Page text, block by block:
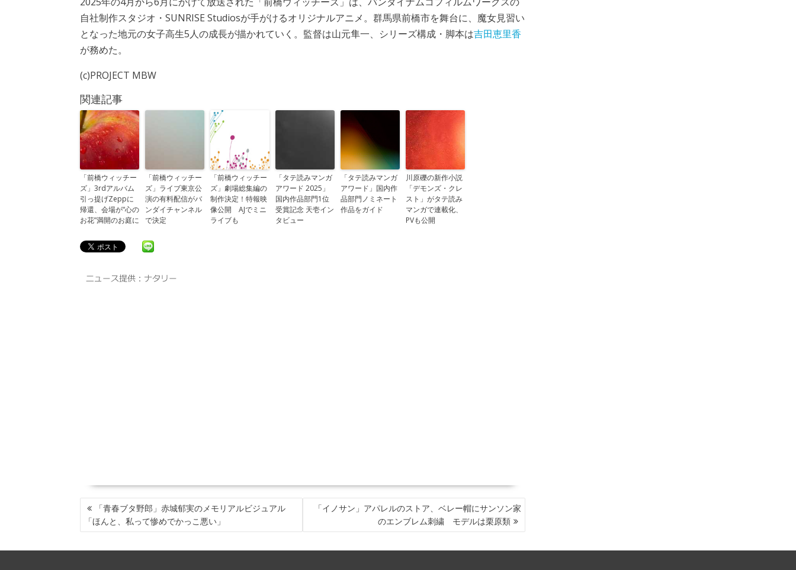
自社制作スタジオ・SUNRISE Studiosが手がけるオリジナルアニメ。群馬県前橋市を舞台に、魔女見習い
となった地元の女子高生5人の成長が描かれていく。監督は山元隼一、シリーズ構成・脚本は吉田恵里香
が務めた。
(c)PROJECT MBW
関連記事
「前橋ウィッチー
ズ」3rdアルバム
引っ提げZeppに
帰還、会場が“心の
お花”満開のお庭に
「前橋ウィッチー
ズ」ライブ東京公
演の有料配信がバ
ンダイチャンネル
で決定
「前橋ウィッチー
ズ」劇場総集編の
制作決定！特報映
像公開 AJでミニ
ライブも
「タテ読みマンガ
アワード 2025」
国内作品部門1位
受賞記念 天壱イン
タビュー
「タテ読みマンガ
アワード」国内作
品部門ノミネート
作品をガイド
川原礫の新作小説
「デモンズ・クレ
スト」がタテ読み
マンガで連載化、
PVも公開
投
稿
ナ
ゲ
「青春ブタ野郎」赤城郁実のメモリアルビジュアル
「ほんと、私って惨めでかっこ悪い」
「イノサン」アパレルのストア、ベレー帽にサンソン家
のエンブレム刺繍 モデルは栗原類